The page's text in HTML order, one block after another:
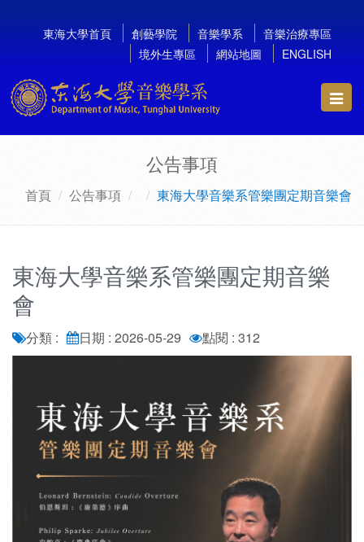
東海大學首頁 創藝學院 音樂學系
音樂治療專區
境外生專區
網站地圖 ENGLISH
公告事項
首頁 公告事項 東海大學音樂系管樂團定期音樂會
東海大學音樂系管樂團定期音樂
會
分類 : 日期 : 2026-05-29 點閱 : 312